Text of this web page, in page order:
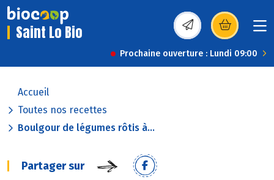
Saint Lo Bio (s’ouvre dans une
Prochaine ouverture : Lundi 09:00
Accueil
Toutes nos recettes
Boulgour de légumes rôtis à...
Partager sur